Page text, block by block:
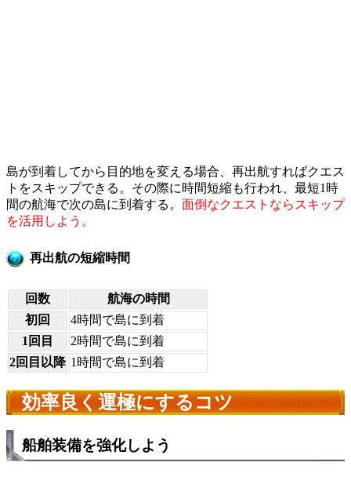
島が到着してから目的地を変える場合、再出航すればクエス
トをスキップできる。その際に時間短縮も行われ、最短1時
間の航海で次の島に到着する。 面倒なクエストならスキップ
を活用しよう。
再出航の短縮時間
回数
航海の時間
初回
4時間で島に到着
1回目
2時間で島に到着
2回目以降 1時間で島に到着
効率良く運極にするコツ
船舶装備を強化しよう